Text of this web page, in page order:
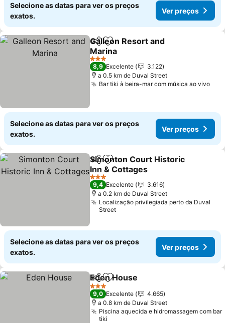
Selecione as datas para ver os preços
exatos.
Ver preços
PartilharAdicionar aos favoritos
Galleon Resort and
Marina
Ver preços
3 Estrelas
8,9 Excelente
3.122
a 0.5 km de Duval Street
Bar tiki à beira-mar com música ao vivoVer
Selecione as datas para ver os preços
exatos.
Ver preços
PartilharAdicionar aos favoritos
Simonton Court Historic
Inn & Cottages
Ver preços
3 Estrelas
9,4 Excelente
3.616
a 0.2 km de Duval Street
Localização privilegiada perto da Duval
Street
Selecione as datas para ver os preços
exatos.
Ver preços
PartilharAdicionar aos favoritos
Eden House
3 Estrelas
9,0 Excelente
4.665
a 0.8 km de Duval Street
Piscina aquecida e hidromassagem com bar
tiki